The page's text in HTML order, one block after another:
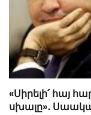
«Սիրելի՛ հայ
սխալը»․